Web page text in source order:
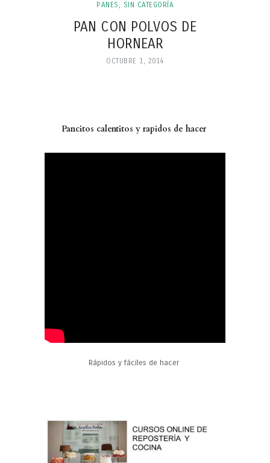
PANES , SIN CATEGORÍA
PAN CON POLVOS DE
HORNEAR
OCTUBRE 1, 2014
Pancitos calentitos y rapidos de hacer
Rápidos y fáciles de hacer